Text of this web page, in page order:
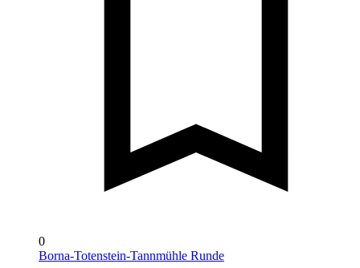
0
Borna-Totenstein-Tannmühle Runde